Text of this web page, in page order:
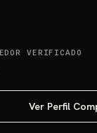
VERIFICADO
Ver Perfil